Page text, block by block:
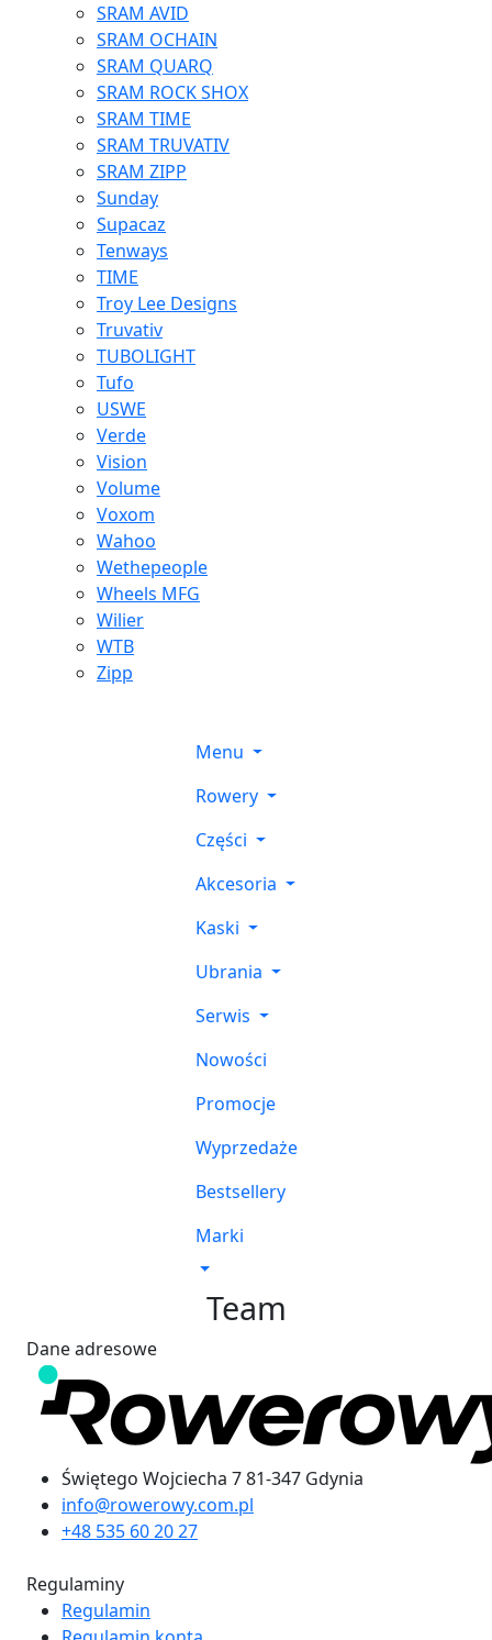
SRAM AVID
SRAM OCHAIN
SRAM QUARQ
SRAM ROCK SHOX
SRAM TIME
SRAM TRUVATIV
SRAM ZIPP
Sunday
Supacaz
Tenways
TIME
Troy Lee Designs
Truvativ
TUBOLIGHT
Tufo
USWE
Verde
Vision
Volume
Voxom
Wahoo
Wethepeople
Wheels MFG
Wilier
WTB
Zipp
Menu
Rowery
Części
Akcesoria
Kaski
Ubrania
Serwis
Nowości
Promocje
Wyprzedaże
Bestsellery
Marki
Team
Dane adresowe
Świętego Wojciecha 7 81-347 Gdynia
info@rowerowy.com.pl
+48 535 60 20 27
Regulaminy
Regulamin